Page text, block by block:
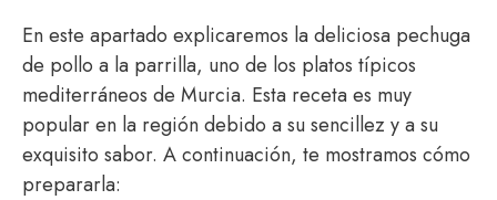
En este apartado explicaremos la deliciosa pechuga
de pollo a la parrilla, uno de los platos típicos
mediterráneos de Murcia. Esta receta es muy
popular en la región debido a su sencillez y a su
exquisito sabor. A continuación, te mostramos cómo
prepararla: